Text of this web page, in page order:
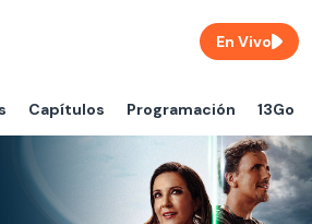
Capítulos Programación 13Go
En Vivo